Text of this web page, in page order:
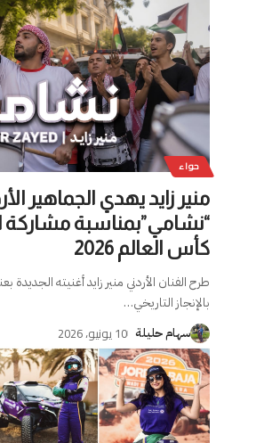
حواء
منير زايد يهدي الجماهير
“نشامي”بمناسبة مشاركة
كأس العالم 2026
طرح الفنان الأردني منير زايد أغنيته الجديدة
بالإنجاز التاريخي…
سهام حليلة 10 يونيو، 2026